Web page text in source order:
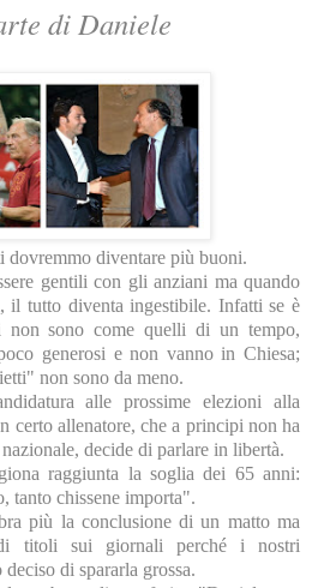
di Daniele
dovremmo diventare più buoni.
gentili con gli anziani ma quando
il tutto diventa ingestibile. Infatti se è
sono come quelli di un tempo,
generosi e non vanno in Chiesa;
non sono da meno.
alle prossime elezioni alla
certo allenatore, che a principi non ha
decide di parlare in libertà.
raggiunta la soglia dei 65 anni:
tanto chissene importa".
più la conclusione di un matto ma
titoli sui giornali perché i nostri
di spararla grossa.